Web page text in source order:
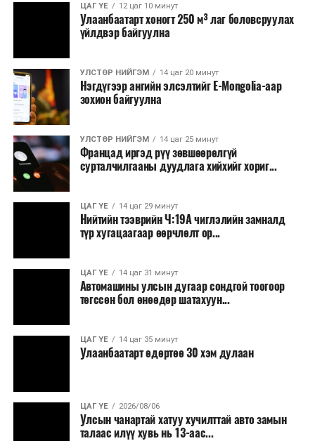
ЦАГ ҮЕ 12 цаг 10 минут
Улаанбаатарт хоногт 250 м³ лаг боловсруулах
үйлдвэр байгуулна
УЛСТӨР НИЙГЭМ 14 цаг 20 минут
Нэгдүгээр ангийн элсэлтийг E-Mongolia-аар
зохион байгуулна
УЛСТӨР НИЙГЭМ 14 цаг 25 минут
Францад иргэд рүү зөвшөөрөлгүй
сурталчилгааны дуудлага хийхийг хориг...
ЦАГ ҮЕ 14 цаг 29 минут
Нийтийн тээврийн Ч:19А чиглэлийн замналд
түр хугацаагаар өөрчлөлт ор...
ЦАГ ҮЕ 14 цаг 31 минут
Автомашины улсын дугаар сондгой тоогоор
төгссөн бол өнөөдөр шатахуун...
ЦАГ ҮЕ 14 цаг 35 минут
Улаанбаатарт өдөртөө 30 хэм дулаан
ЦАГ ҮЕ 2026/08/06
Улсын чанартай хатуу хучилттай авто замын
талаас илүү хувь нь 13-аас...